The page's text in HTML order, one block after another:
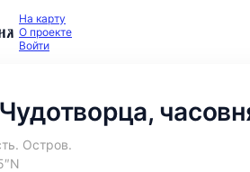
На карту
О проекте
Войти
Остров.